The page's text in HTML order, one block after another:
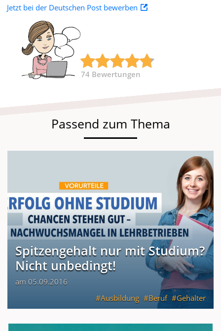
Jetzt bei der Deutschen Post bewerben
74 Bewertungen
Passend zum Thema
Spitzengehalt nur mit Studium?
Nicht unbedingt!
am 05.09.2016
Ausbildung
Beruf Gehälter